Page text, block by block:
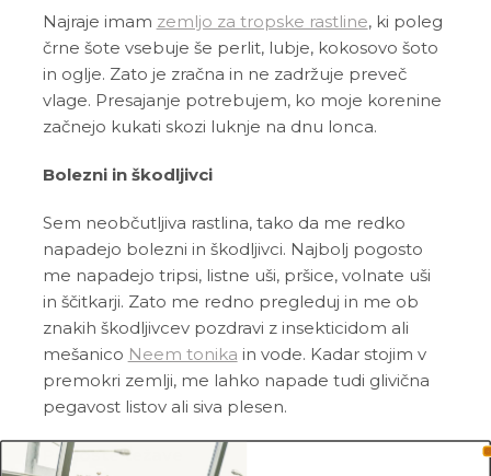
Najraje imam zemljo za tropske rastline, ki poleg
črne šote vsebuje še perlit, lubje, kokosovo šoto
in oglje. Zato je zračna in ne zadržuje preveč
vlage. Presajanje potrebujem, ko moje korenine
začnejo kukati skozi luknje na dnu lonca.
Bolezni in škodljivci
Sem neobčutljiva rastlina, tako da me redko
napadejo bolezni in škodljivci. Najbolj pogosto
me napadejo tripsi, listne uši, pršice, volnate uši
in ščitkarji. Zato me redno pregleduj in me ob
znakih škodljivcev pozdravi z insekticidom ali
mešanico Neem tonika in vode. Kadar stojim v
premokri zemlji, me lahko napade tudi glivična
pegavost listov ali siva plesen.
Pogoste težave